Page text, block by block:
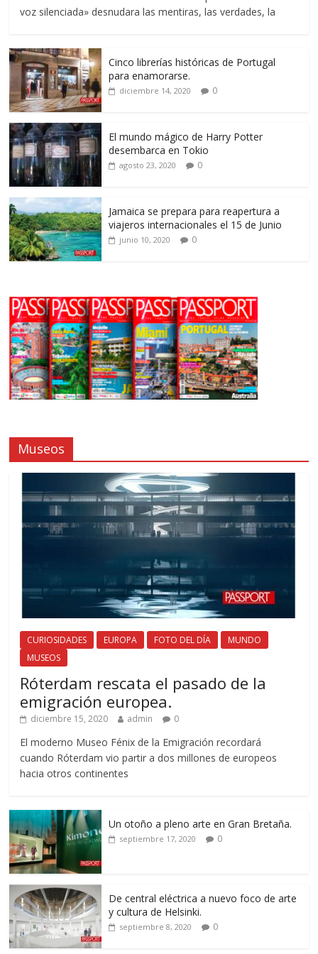
voz silenciada» desnudara las mentiras, las verdades, la
Cinco librerías históricas de Portugal
para enamorarse.
diciembre 14, 2020 0
El mundo mágico de Harry Potter
desembarca en Tokio
agosto 23, 2020 0
Jamaica se prepara para reapertura a
viajeros internacionales el 15 de Junio
junio 10, 2020 0
Museos
CURIOSIDADES EUROPA FOTO DEL DÍA
MUNDO
MUSEOS
Róterdam rescata el pasado de la
emigración europea.
diciembre 15, 2020 admin 0
El moderno Museo Fénix de la Emigración recordará
cuando Róterdam vio partir a dos millones de europeos
hacia otros continentes
Un otoño a pleno arte en Gran Bretaña.
septiembre 17, 2020 0
De central eléctrica a nuevo foco de arte
y cultura de Helsinki.
septiembre 8, 2020 0